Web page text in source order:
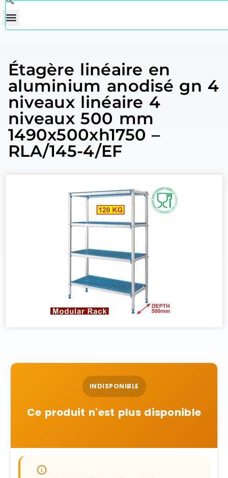
Étagère linéaire en
aluminium anodisé gn 4
niveaux linéaire 4
niveaux 500 mm
1490x500xh1750 –
RLA/145-4/EF
INDISPONIBLE
Ce produit n'est plus disponible